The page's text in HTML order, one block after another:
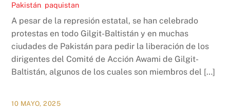
Pakistán paquistan
A pesar de la represión estatal, se han celebrado
protestas en todo Gilgit-Baltistán y en muchas
ciudades de Pakistán para pedir la liberación de los
dirigentes del Comité de Acción Awami de Gilgit-
Baltistán, algunos de los cuales son miembros del […]
10 MAYO, 2025